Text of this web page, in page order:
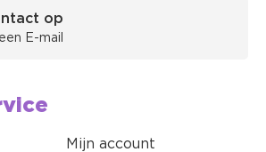
op
E-mail
Mijn account